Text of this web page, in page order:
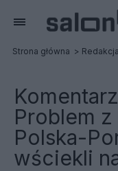
Strona główna Redakcja
Problem
Polska-
wściekli